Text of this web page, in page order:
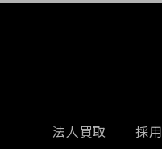
法人買取 採